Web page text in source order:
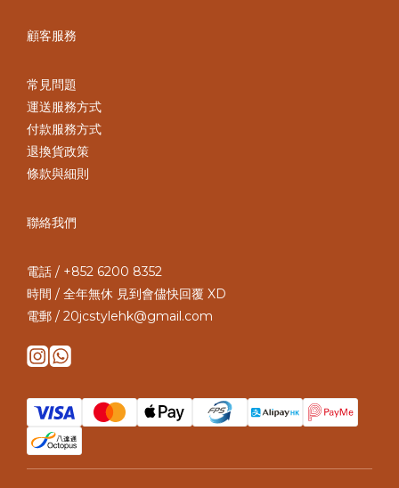
顧客服務
常見問題
運送服務方式
付款服務方式
退換貨政策
條款與細則
聯絡我們
電話 / +852 6200 8352
時間 / 全年無休 見到會儘快回覆 XD
電郵 / 20jcstylehk@gmail.com